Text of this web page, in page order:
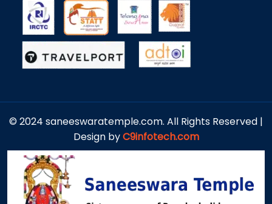
© 2024 saneeswaratemple.com. All Rights Reserved |
Design byC9infotech.com